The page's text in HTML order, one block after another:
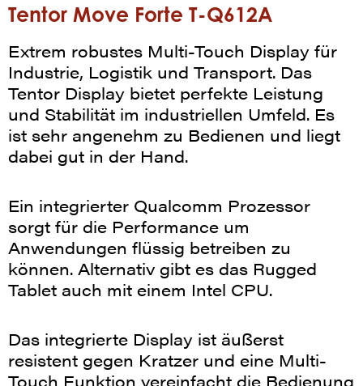
Tentor Move Forte T-Q612A
Extrem robustes Multi-Touch Display für
Industrie, Logistik und Transport. Das
Tentor Display bietet perfekte Leistung
und Stabilität im industriellen Umfeld. Es
ist sehr angenehm zu Bedienen und liegt
dabei gut in der Hand.
Ein integrierter Qualcomm Prozessor
sorgt für die Performance um
Anwendungen flüssig betreiben zu
können. Alternativ gibt es das Rugged
Tablet auch mit einem Intel CPU.
Das integrierte Display ist äußerst
resistent gegen Kratzer und eine Multi-
Touch Funktion vereinfacht die Bedienung